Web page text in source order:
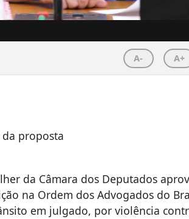
A- A+
proposta
da Câmara dos Deputados
na Ordem dos Advogados do
em julgado, por violência